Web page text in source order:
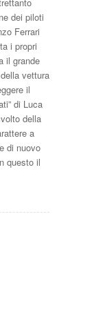
dei piloti
Ferrari
i propri
il grande
vettura
il
di Luca
della
a
di nuovo
questo il